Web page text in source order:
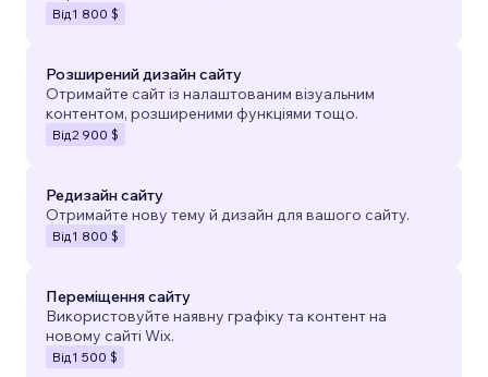
Від 1 800 $
Розширений дизайн сайту
Отримайте сайт із налаштованим візуальним
контентом, розширеними функціями тощо.
Від2 900 $
Редизайн сайту
Отримайте нову тему й дизайн для вашого сайту.
Від 1 800 $
Переміщення сайту
Використовуйте наявну графіку та контент на
новому сайті Wix.
Від 1 500 $